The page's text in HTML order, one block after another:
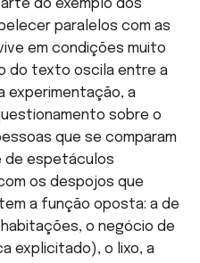
do exemplo dos
paralelos com as
em condições muito
do texto oscila entre a
experimentação, a
sobre o
que se comparam
de espetáculos
os despojos que
a função oposta: a de
o negócio de
explicitado), o lixo, a